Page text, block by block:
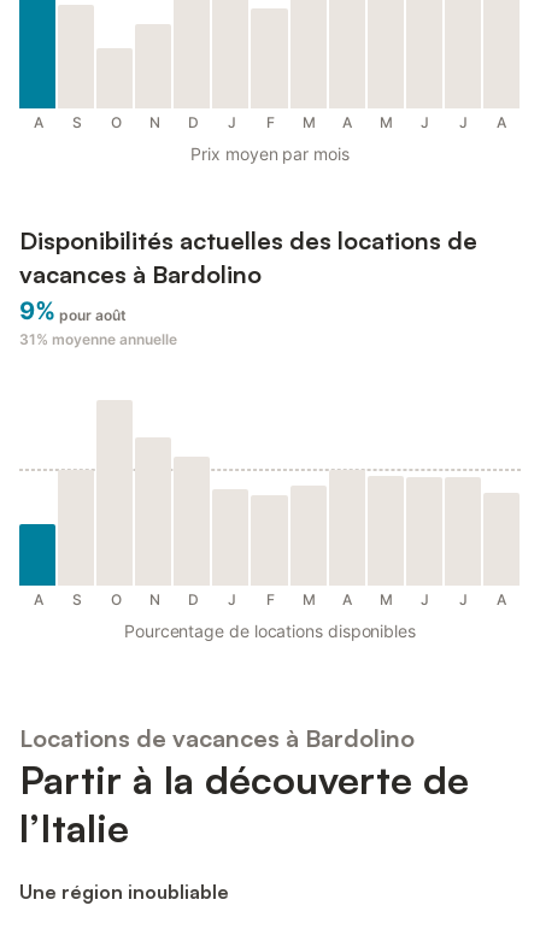
A S O N D J F M A M J J A
Prix moyen par mois
Disponibilités actuelles des locations de
vacances à Bardolino
9% pour août
31% moyenne annuelle
A S O N D J F M A M J J A
Pourcentage de locations disponibles
Locations de vacances à Bardolino
Partir à la découverte de
l’Italie
Une région inoubliable